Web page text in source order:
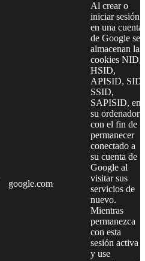
google.com
Al crear o
iniciar sesión
en una cuenta
de Google se
almacenan las
cookies NID,
HSID,
APISID, SID,
SSID,
SAPISID, en
su ordenador
con el fin de
permanecer
conectado a
su cuenta de
Google al
visitar sus
servicios de
nuevo.
Mientras
permanezca
con esta
sesión activa
y use